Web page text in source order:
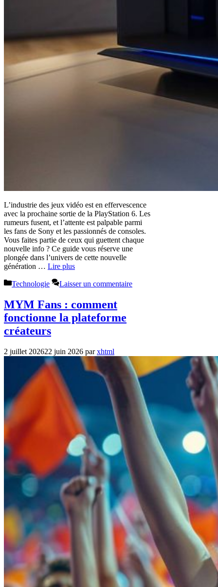
L’industrie des jeux vidéo est en effervescence
avec la prochaine sortie de la PlayStation 6. Les
rumeurs fusent, et l’attente est palpable parmi
les fans de Sony et les passionnés de consoles.
Vous faites partie de ceux qui guettent chaque
nouvelle info ? Ce guide vous réserve une
plongée dans l’univers de cette nouvelle
génération … Lire plus
Catégories
Technologie Laisser un commentaire
MYM Fans : comment
fonctionne la plateforme
créateurs
2 juillet 202622 juin 2026 parxhtml